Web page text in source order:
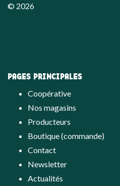
© 2026
PAGES PRINCIPALES
Coopérative
Nos magasins
Producteurs
Boutique (commande)
Contact
Newsletter
Actualités